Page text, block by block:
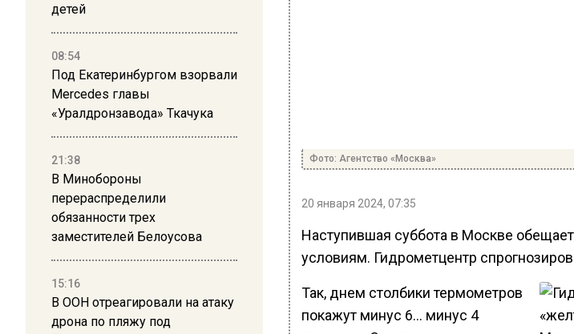
детей
08:54
Под Екатеринбургом взорвали
Mercedes главы
«Уралдронзавода» Ткачука
21:38
В Минобороны
перераспределили
обязанности трех
заместителей Белоусова
15:16
В ООН отреагировали на атаку
дрона по пляжу под
Фото: Агентство «Москва»
20 января 2024, 07:35
Наступившая суббота в Москве
условиям. Гидрометцентр
Так, днем столбики термометров
покажут минус 6… минус 4